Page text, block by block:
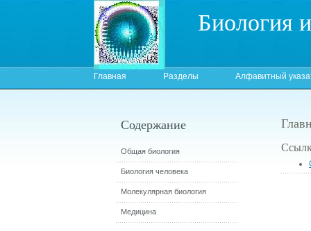
Биология
Главная Разделы Алфавитный
Содержание
Общая биология
Биология человека
Молекулярная биология
Медицина